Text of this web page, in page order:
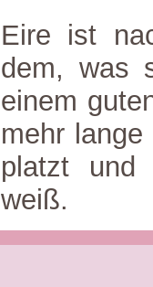
Eire ist
dem, was
einem
mehr
platzt und
weiß.